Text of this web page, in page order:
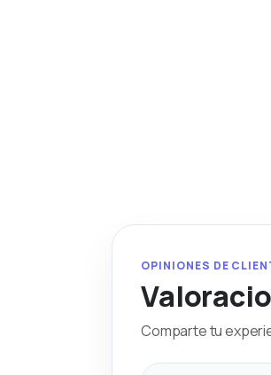
OPINIONES DE
Comparte tu